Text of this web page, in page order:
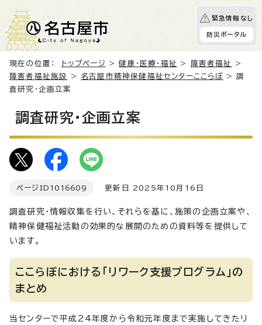
緊急情報なし
防災ポータル
現在の位置： トップページ >健康・医療・福祉 > 障害者福祉
>
障害者福祉施設
> 名古屋市精神保健福祉センターここらぼ > 調
査研究・企画立案
調査研究・企画立案
ページID 1016609 更新日 2025年10月16日
調査研究・情報収集を行い、それらを基に、施策の企画立案や、
精神保健福祉活動の効果的な展開のための資料等を提供して
います。
ここらぼにおける「リワーク支援プログラム」の
まとめ
当センターで平成24年度から令和元年度まで実施してきたリ